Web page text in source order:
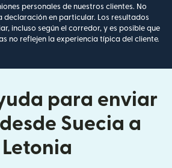
personales de nuestros clientes. No
declaración en particular. Los resultados
incluso según el corredor, y es posible que
no reflejen la experiencia típica del cliente.
para enviar
Suecia a
Letonia